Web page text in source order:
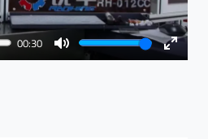
00:30
Mute
Enter